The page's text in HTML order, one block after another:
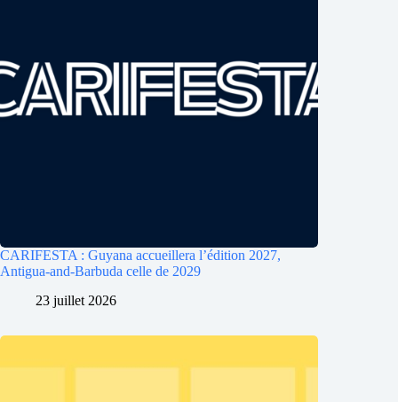
CARIFESTA : Guyana accueillera l’édition 2027,
Antigua-and-Barbuda celle de 2029
23 juillet 2026